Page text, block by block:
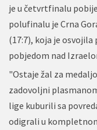
je u četvrtfinalu
polufinalu je Crna
(17:7), koja je
pobjedom nad
"Ostaje žal za
zadovoljni
lige kuburili sa
odigrali u